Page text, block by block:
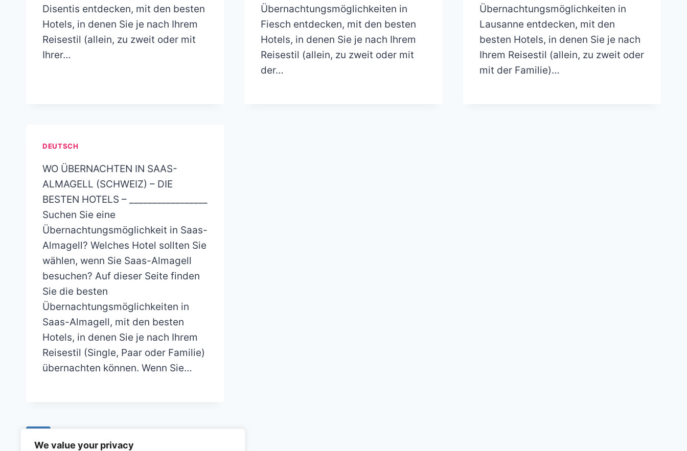
We value your privacy
Disentis entdecken, mit den besten
Hotels, in denen Sie je nach Ihrem
Reisestil (allein, zu zweit oder mit
Ihrer…
Übernachtungsmöglichkeiten in
Fiesch entdecken, mit den besten
Hotels, in denen Sie je nach Ihrem
Reisestil (allein, zu zweit oder mit
der…
Übernachtungsmöglichkeiten in
Lausanne entdecken, mit den
besten Hotels, in denen Sie je nach
Ihrem Reisestil (allein, zu zweit oder
mit der Familie)…
DEUTSCH
WO ÜBERNACHTEN IN SAAS-
ALMAGELL (SCHWEIZ) – DIE
BESTEN HOTELS – _________________
Suchen Sie eine
Übernachtungsmöglichkeit in Saas-
Almagell? Welches Hotel sollten Sie
wählen, wenn Sie Saas-Almagell
besuchen? Auf dieser Seite finden
Sie die besten
Übernachtungsmöglichkeiten in
Saas-Almagell, mit den besten
Hotels, in denen Sie je nach Ihrem
Reisestil (Single, Paar oder Familie)
übernachten können. Wenn Sie…